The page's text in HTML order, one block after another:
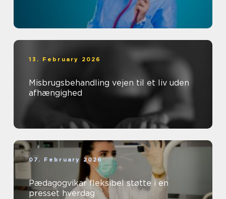
13. February 2026
Misbrugsbehandling vejen til et liv uden
afhængighed
07. February 2026
Pædagogvikar fleksibel støtte i en
presset hverdag